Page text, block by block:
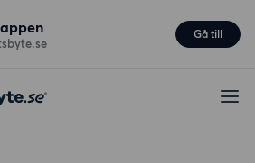
Gå till